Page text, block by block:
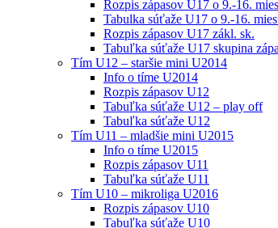
Rozpis zápasov U17 o 9.-16.
Tabulka súťaže U17 o 9.-16.
Rozpis zápasov U17 zákl. sk.
Tabuľka súťaže U17 skupina
Tím U12 – staršie mini U2014
Info o tíme U2014
Rozpis zápasov U12
Tabuľka súťaže U12 – play off
Tabuľka súťaže U12
Tím U11 – mladšie mini U2015
Info o tíme U2015
Rozpis zápasov U11
Tabuľka súťaže U11
Tím U10 – mikroliga U2016
Rozpis zápasov U10
Tabuľka súťaže U10